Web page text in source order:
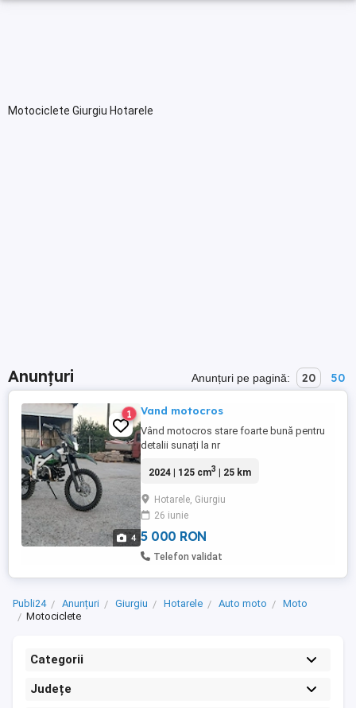
Motociclete Giurgiu Hotarele
Anunțuri Anunțuri pe pagină: 20 50
4
1 Vand motocros
Vând motocros stare foarte bună pentru
detalii sunați la nr
2024 | 125 cm3 | 25 km
Hotarele, Giurgiu
26 iunie
5 000 RON
Telefon validat
Publi24 Anunțuri Giurgiu Hotarele Auto moto
Moto
Motociclete
Categorii
Județe